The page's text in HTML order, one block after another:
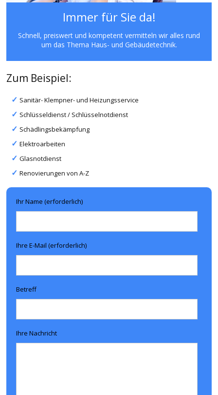
Immer für Sie da!
Schnell, preiswert und kompetent vermitteln wir alles rund
um das Thema Haus- und Gebäudetechnik.
Zum Beispiel:
Sanitär- Klempner- und Heizungsservice
Schlüsseldienst / Schlüsselnotdienst
Schädlingsbekämpfung
Elektroarbeiten
Glasnotdienst
Renovierungen von A-Z
Ihr Name (erforderlich)
Ihre E-Mail (erforderlich)
Betreff
Ihre Nachricht